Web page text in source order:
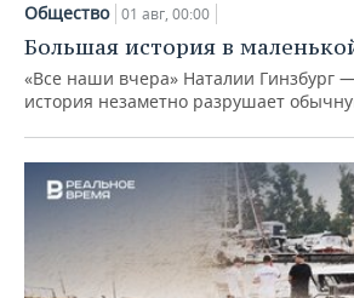
Общество 01 авг, 00:00
Большая история в
«Все наши вчера» Наталии Гинзбург
история незаметно разрушает